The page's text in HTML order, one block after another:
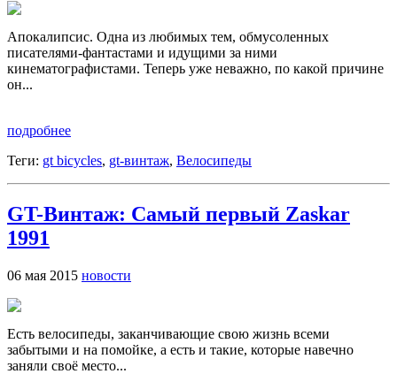
Апокалипсис. Одна из любимых тем, обмусоленных
писателями-фантастами и идущими за ними
кинематографистами. Теперь уже неважно, по какой причине
он...
подробнее
Теги: gt bicycles, gt-винтаж, Велосипеды
GT-Винтаж: Самый первый Zaskar
1991
06 мая 2015 новости
Есть велосипеды, заканчивающие свою жизнь всеми
забытыми и на помойке, а есть и такие, которые навечно
заняли своё место...